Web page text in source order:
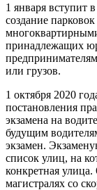
1 января вступит
создание
принадлежащих
или грузов.
1 октября 2020
постановления
экзамена на
будущим
экзамен.
список улиц, на
конкретная
магистралях со